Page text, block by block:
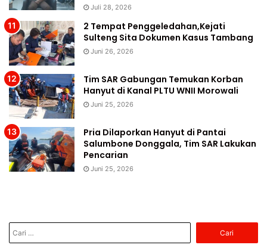
Juli 28, 2026
2 Tempat Penggeledahan,Kejati
Sulteng Sita Dokumen Kasus Tambang
Juni 26, 2026
Tim SAR Gabungan Temukan Korban
Hanyut di Kanal PLTU WNII Morowali
Juni 25, 2026
Pria Dilaporkan Hanyut di Pantai
Salumbone Donggala, Tim SAR Lakukan
Pencarian
Juni 25, 2026
untuk: